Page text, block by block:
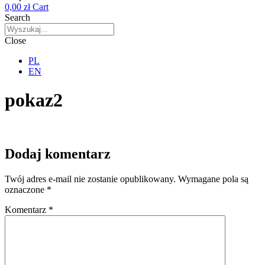
0,00 zł Cart
Search
Close
PL
EN
pokaz2
Dodaj komentarz
Twój adres e-mail nie zostanie opublikowany. Wymagane pola są
oznaczone *
Komentarz *